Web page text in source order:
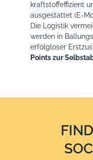
kraftstoffeffizient
ausgestattet (E-
Die Logistik
werden in
erfolgloser
Points zur